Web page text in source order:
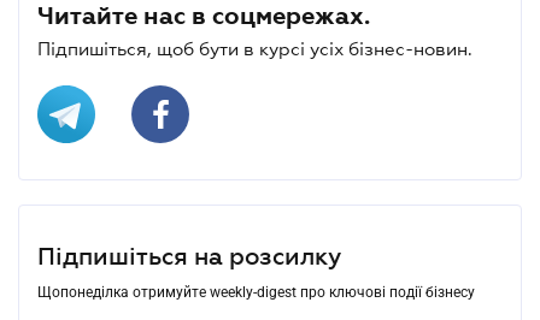
Читайте нас в соцмережах.
Підпишіться, щоб бути в курсі усіх бізнес-новин.
Підпишіться на розсилку
Щопонеділка отримуйте weekly-digest про ключові події бізнесу